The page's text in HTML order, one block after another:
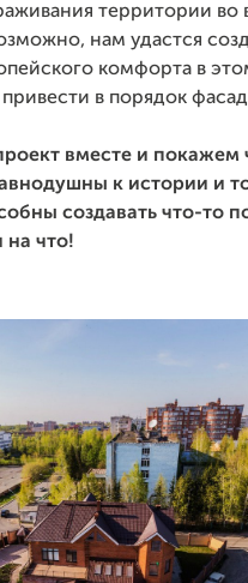
территории во
нам удастся
комфорта в
в порядок
вместе и
к истории и
создавать что-то
на что!